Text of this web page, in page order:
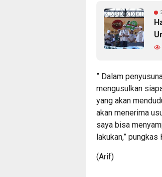
” Dalam
mengusulkan
yang akan
akan menerima
saya bisa
lakukan,” pungkas
(Arif)